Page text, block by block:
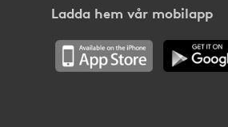
Ladda hem vår mobilapp